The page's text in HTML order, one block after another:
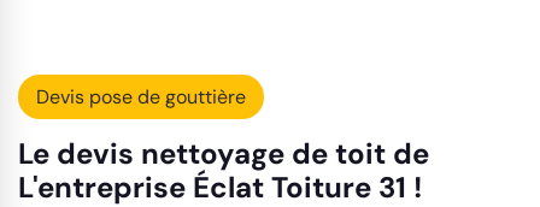
Devis pose de gouttière
Le devis nettoyage de toit de
L'entreprise Éclat Toiture 31 !